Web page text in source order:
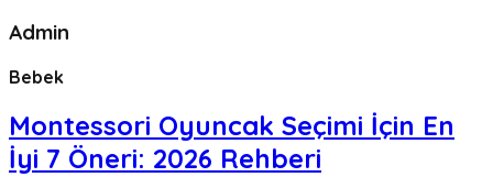
Admin
Bebek
Montessori Oyuncak Seçimi İçin En
İyi 7 Öneri: 2026 Rehberi